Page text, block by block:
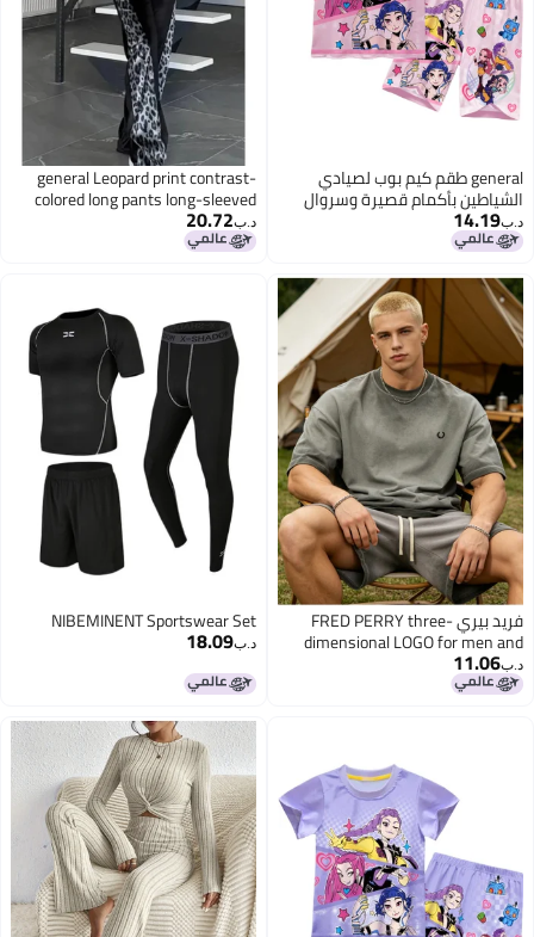
general طقم كيم بوب لصيادي
الشياطين بأكمام قصيرة وسروال
قصير بأحجام متعددة ملابس مريحة
قابلة للتنفس للمعجبين للاستخدام
د.ب‏14.19
general Leopard print contrast-
colored long pants long-sleeved
home wear set
د.ب‏20.72
8
فريد بيري FRED PERRY three-
dimensional LOGO for men and
women is vintage washed to make
an old casual suit, with loose
د.ب‏11.06
NIBEMINENT Sportswear Set
د.ب‏18.09